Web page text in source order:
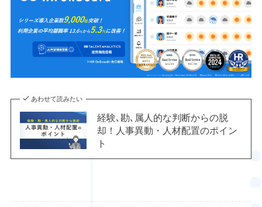
あわせて読みたい
経験､勘､属人的な判断からの脱
却！人事異動・人材配置のポイン
ト